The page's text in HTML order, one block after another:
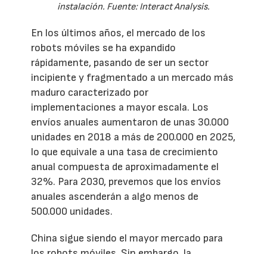
instalación. Fuente: Interact Analysis.
En los últimos años, el mercado de los
robots móviles se ha expandido
rápidamente, pasando de ser un sector
incipiente y fragmentado a un mercado más
maduro caracterizado por
implementaciones a mayor escala. Los
envíos anuales aumentaron de unas 30.000
unidades en 2018 a más de 200.000 en 2025,
lo que equivale a una tasa de crecimiento
anual compuesta de aproximadamente el
32%. Para 2030, prevemos que los envíos
anuales ascenderán a algo menos de
500.000 unidades.
China sigue siendo el mayor mercado para